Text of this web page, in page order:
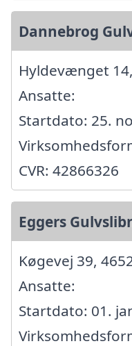
Dannebrog
Hyldevænget
Ansatte:
Startdato: 25.
CVR: 42866326
Eggers
Køgevej 39,
Ansatte:
Startdato: 01.